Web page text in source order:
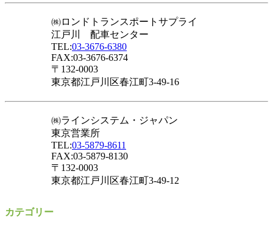
㈱ロンドトランスポートサプライ
江戸川 配車センター
TEL:03-3676-6380
FAX:03-3676-6374
〒132-0003
東京都江戸川区春江町3-49-16
㈱ラインシステム・ジャパン
東京営業所
TEL:03-5879-8611
FAX:03-5879-8130
〒132-0003
東京都江戸川区春江町3-49-12
カテゴリー